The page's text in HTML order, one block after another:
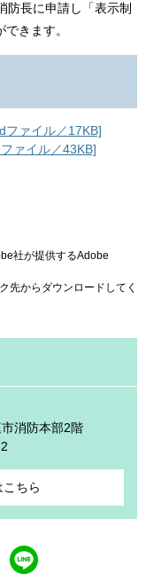
防長に申請し「表示制
きます。
ファイル／17KB]
ァイル／43KB]
社が提供するAdobe
先からダウンロードしてく
消防本部2階
ちら